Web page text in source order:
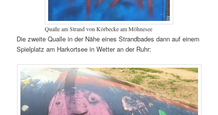
Qualle am Strand von Körbecke am Möhnesee
Die zweite Qualle in der Nähe eines Strandbades dann auf einem
Spielplatz am Harkortsee in Wetter an der Ruhr: